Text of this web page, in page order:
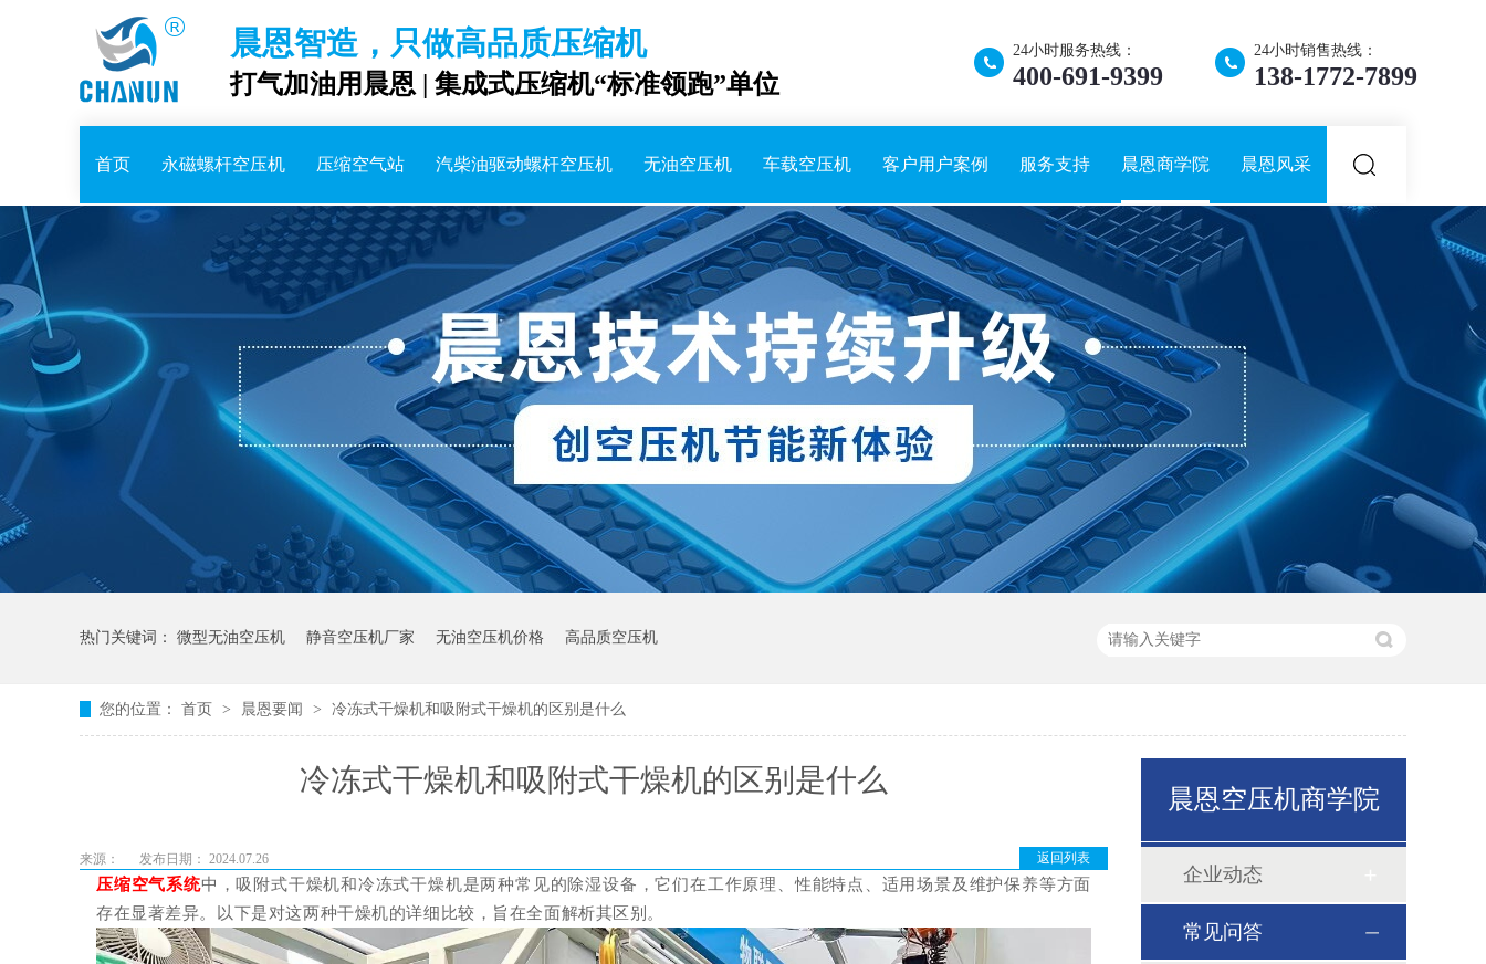
晨恩智造，只做高品质压缩机
打气加油用晨恩 | 集成式压缩机“标准领跑”单位
24小时服务热线：
400-691-9399
24小时销售热线：
138-1772-7899
首页 永磁螺杆空压机 压缩空气站 汽柴油驱动螺杆空压机 无油空压机 车载空压机 客户用户案例 服务支持 晨恩商学院 晨恩风采
热门关键词： 微型无油空压机 静音空压机厂家 无油空压机价格 高品质空压机
您的位置： 首页 > 晨恩要闻 > 冷冻式干燥机和吸附式干燥机的区别是什么
冷冻式干燥机和吸附式干燥机的区别是什么
返回列表
来源： 发布日期： 2024.07.26
压缩空气系统中，吸附式干燥机和冷冻式干燥机是两种常见的除湿设备，它们在工作原理、性能特点、适用场景及维护保养等方面
存在显著差异。以下是对这两种干燥机的详细比较，旨在全面解析其区别。
晨恩空压机商学院
企业动态
常见问答